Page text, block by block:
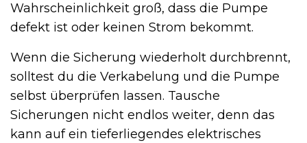
Wahrscheinlichkeit groß, dass die Pumpe
defekt ist oder keinen Strom bekommt.
Wenn die Sicherung wiederholt durchbrennt,
solltest du die Verkabelung und die Pumpe
selbst überprüfen lassen. Tausche
Sicherungen nicht endlos weiter, denn das
kann auf ein tieferliegendes elektrisches